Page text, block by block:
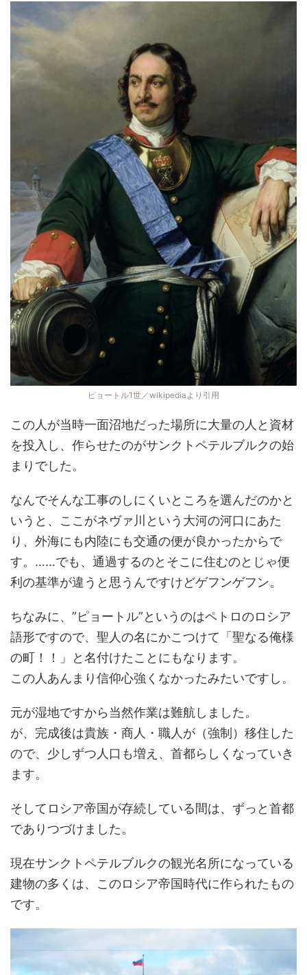
ピョートル1世／wikipediaより引用
この人が当時一面沼地だった場所に大量の人と資材
を投入し、作らせたのがサンクトペテルブルクの始
まりでした。
なんでそんな工事のしにくいところを選んだのかと
いうと、ここがネヴァ川という大河の河口にあた
り、外海にも内陸にも交通の便が良かったからで
す。……でも、通過するのとそこに住むのとじゃ便
利の基準が違うと思うんですけどゲフンゲフン。
ちなみに、”ピョートル”というのはペトロのロシア
語形ですので、聖人の名にかこつけて「聖なる俺様
の町！！」と名付けたことにもなります。
この人あんまり信仰心強くなかったみたいですし。
元が湿地ですから当然作業は難航しました。
が、完成後は貴族・商人・職人が（強制）移住した
ので、少しずつ人口も増え、首都らしくなっていき
ます。
そしてロシア帝国が存続している間は、ずっと首都
でありつづけました。
現在サンクトペテルブルクの観光名所になっている
建物の多くは、このロシア帝国時代に作られたもの
です。